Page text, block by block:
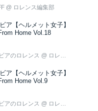
@ ロレンス編集部
ア【ヘルメット女子】
Home Vol.18
アのロレンス @ ロレンス編集部
ア【ヘルメット女子】
Home Vol.9
アのロレンス @ ロレンス編集部